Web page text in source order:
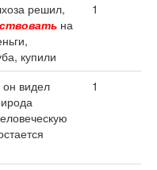
решил,
на
купили
1
видел
1